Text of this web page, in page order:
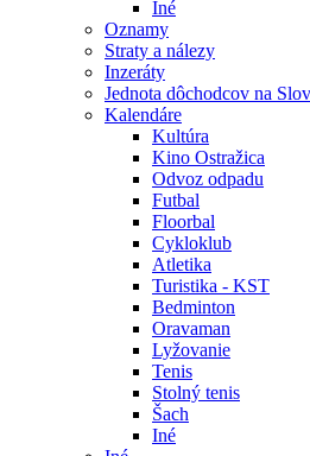
Iné
Oznamy
Straty a nálezy
Inzeráty
Jednota dôchodcov na
Kalendáre
Kultúra
Kino Ostražica
Odvoz odpadu
Futbal
Floorbal
Cykloklub
Atletika
Turistika - KST
Bedminton
Oravaman
Lyžovanie
Tenis
Stolný tenis
Šach
Iné